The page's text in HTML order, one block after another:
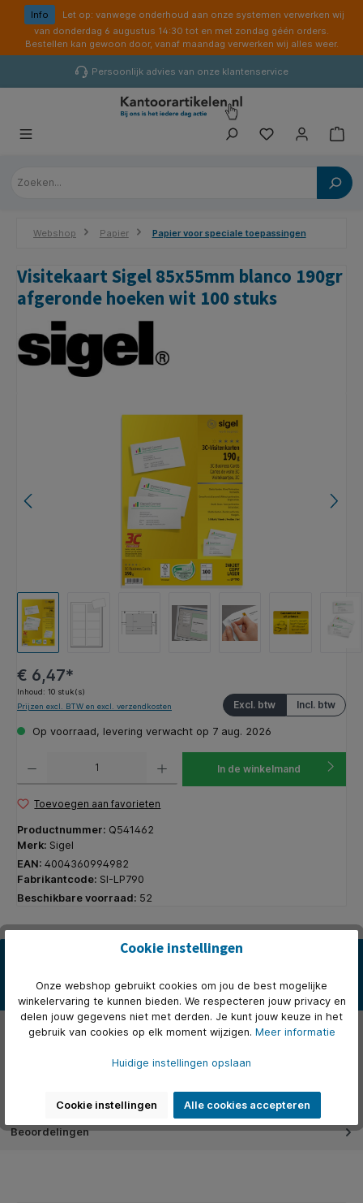
Info
Let op: vanwege onderhoud aan onze systemen verwerken wij
van donderdag 6 augustus 14:30 tot en met zondag géén orders.
Bestellen kan gewoon door, vanaf maandag verwerken wij alles weer.
Persoonlijk advies van onze klantenservice
Webshop Papier Papier voor speciale toepassingen
Visitekaart Sigel 85x55mm blanco 190gr
afgeronde hoeken wit 100 stuks
Afbeeldingengalerij overslaan
€ 6,47*
Inhoud: 10 stuk(s)
Incl. btw
Excl. btw
Prijzen excl. BTW en excl. verzendkosten
Op voorraad, levering verwacht op 7 aug. 2026
In de winkelmand
Toevoegen aan favorieten
Productnummer: Q541462
Merk: Sigel
EAN: 4004360994982
Fabrikantcode: SI-LP790
Beschikbare voorraad: 52
rondom. * Zonder perforatie. * Gemakkelijk ontwerpen, print…
Eigenschappen
Beoordelingen
Cookie instellingen
Onze webshop gebruikt cookies om jou de best mogelijke
winkelervaring te kunnen bieden. We respecteren jouw privacy en
delen jouw gegevens niet met derden. Je kunt jouw keuze in het
gebruik van cookies op elk moment wijzigen. Meer informatie
Huidige instellingen opslaan
Cookie instellingen Alle cookies accepteren